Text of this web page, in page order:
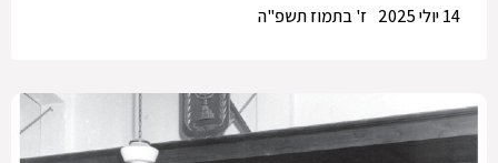
ז' בתמוז תשפ"ה
14 יולי 2025